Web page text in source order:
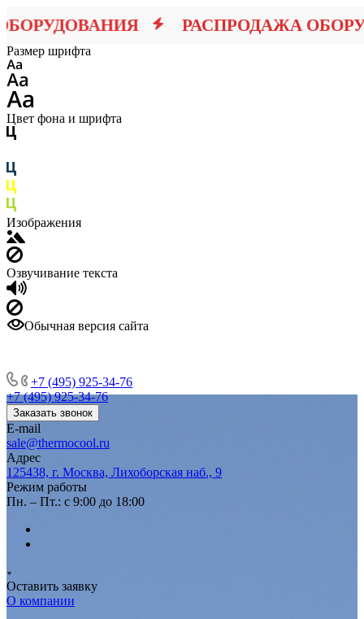
РАСПРОДАЖА
Размер шрифта
Цвет фона и шрифта
Изображения
Озвучивание текста
Обычная версия сайта
+7 (495) 925-34-76
+7 (495) 925-34-76
Заказать звонок
E-mail
sale@thermocool.ru
Адрес
125438, г. Москва, Лихоборская наб., 9
Режим работы
Пн. – Пт.: с 9:00 до 18:00
Оставить заявку
О компании